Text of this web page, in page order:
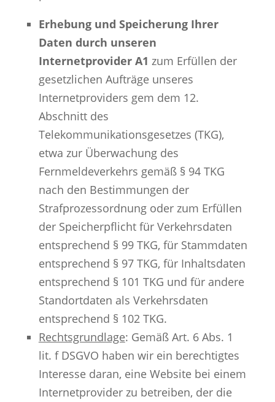
Erhebung und Speicherung Ihrer
Daten durch unseren
Internetprovider A1 zum Erfüllen der
gesetzlichen Aufträge unseres
Internetproviders gem dem 12.
Abschnitt des
Telekommunikationsgesetzes (TKG),
etwa zur Überwachung des
Fernmeldeverkehrs gemäß § 94 TKG
nach den Bestimmungen der
Strafprozessordnung oder zum Erfüllen
der Speicherpflicht für Verkehrsdaten
entsprechend § 99 TKG, für Stammdaten
entsprechend § 97 TKG, für Inhaltsdaten
entsprechend § 101 TKG und für andere
Standortdaten als Verkehrsdaten
entsprechend § 102 TKG.
Rechtsgrundlage: Gemäß Art. 6 Abs. 1
lit. f DSGVO haben wir ein berechtigtes
Interesse daran, eine Website bei einem
Internetprovider zu betreiben, der die